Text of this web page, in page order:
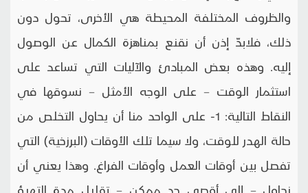
والظروف المختلفة المحيطة هي الأخرى، تحول دون
ذلك، فلابدّ إذن أن نقنع بمناهزة الكمال عن الوصول
إليه. وهذه بعض المبادئ والآليات التي تساعد على
استثمار الوقت – على الوجه الأمثل – نسوقها في
النقاط التالية: 1- على الواحد منا أن يحاول التخلص من
حالة الهدر للوقت، ولا سيما تلك الأوقات (البرزخية) التي
تفصل بين أوقات العمل وأوقات الفراغ. وهذا يعني أن
نحاول – إلى أقصى حد ممكن – تقليل مدة التهيؤ